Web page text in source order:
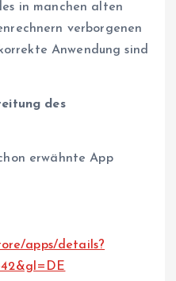
in manchen alten
verborgenen
Anwendung sind
des
erwähnte App
apps/details?